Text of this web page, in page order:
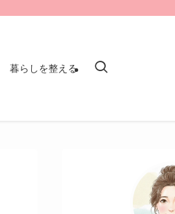
暮らしを整える